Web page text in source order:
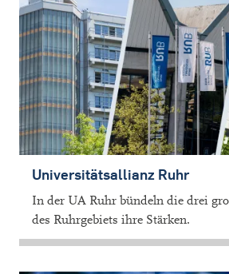
Universitätsallianz Ruhr
In der UA Ruhr bündeln die drei
des Ruhrgebiets ihre Stärken.